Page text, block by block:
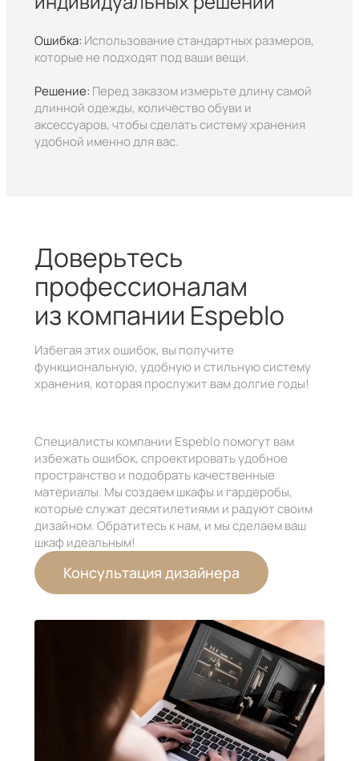
Ошибка: Использование стандартных размеров,
которые не подходят под ваши вещи.
Решение: Перед заказом измерьте длину самой
длинной одежды, количество обуви и
аксессуаров, чтобы сделать систему хранения
удобной именно для вас.
Доверьтесь
профессионалам
из компании Espeblo
Избегая этих ошибок, вы получите
функциональную, удобную и стильную систему
хранения, которая прослужит вам долгие годы!
Специалисты компании Espeblo помогут вам
избежать ошибок, спроектировать удобное
пространство и подобрать качественные
материалы. Мы создаем шкафы и гардеробы,
которые служат десятилетиями и радуют своим
дизайном. Обратитесь к нам, и мы сделаем ваш
шкаф идеальным!
Консультация дизайнера